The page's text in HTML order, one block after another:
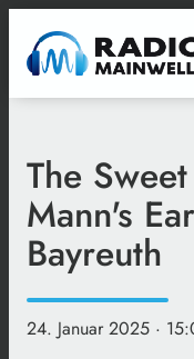
The
Mann's
Bayreuth
24. Januar 2025 ·